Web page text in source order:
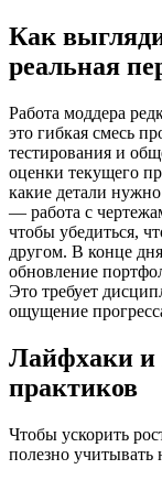
Как
реальная
Работа моддера
это гибкая смесь
тестирования и
оценки текущего
какие детали нужно
— работа с
чтобы убедиться,
другом. В конце
обновление
Это требует
ощущение
Лайфхаки и
практиков
Чтобы ускорить
полезно учитывать